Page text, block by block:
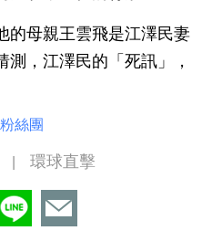
的母親王雲飛是江澤民妻
，江澤民的「死訊」，
絲團
環球直擊